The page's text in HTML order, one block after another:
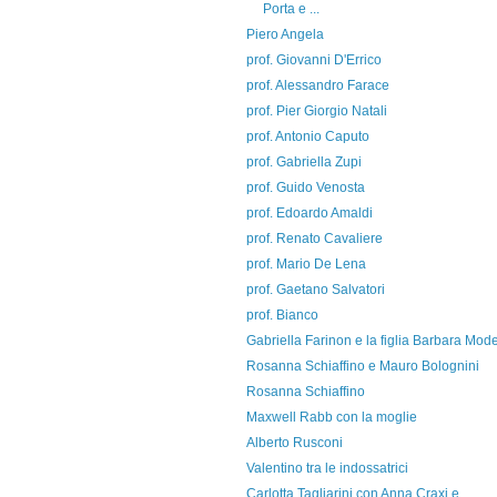
Porta e ...
Piero Angela
prof. Giovanni D'Errico
prof. Alessandro Farace
prof. Pier Giorgio Natali
prof. Antonio Caputo
prof. Gabriella Zupi
prof. Guido Venosta
prof. Edoardo Amaldi
prof. Renato Cavaliere
prof. Mario De Lena
prof. Gaetano Salvatori
prof. Bianco
Gabriella Farinon e la figlia Barbara
Rosanna Schiaffino e Mauro Bolognini
Rosanna Schiaffino
Maxwell Rabb con la moglie
Alberto Rusconi
Valentino tra le indossatrici
Carlotta Tagliarini con Anna Craxi e